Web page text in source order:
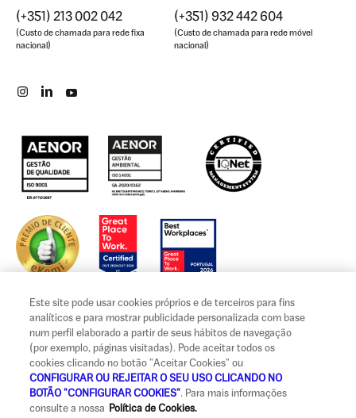
(+351) 213 002 042
(Custo de chamada para rede fixa
nacional)
(+351) 932 442 604
(Custo de chamada para rede móvel
nacional)
Aviso legal e termos de utilização
Privacidade, cookies e tratamento de dados
Informação legal e reclamações
Este site pode usar cookies próprios e de terceiros para fins
analíticos e para mostrar publicidade personalizada com base
num perfil elaborado a partir de seus hábitos de navegação
(por exemplo, páginas visitadas). Pode aceitar todos os
cookies clicando no botão "Aceitar Cookies" ou
CONFIGURAR OU REJEITAR O SEU USO CLICANDO NO
BOTÃO "CONFIGURAR COOKIES". Para mais informações
consulte a nossa
Política de Cookies.